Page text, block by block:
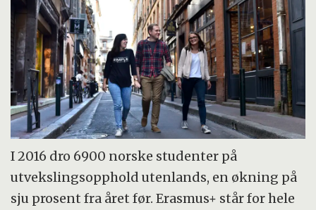
I 2016 dro 6900 norske studenter på
utvekslingsopphold utenlands, en økning på
sju prosent fra året før. Erasmus+ står for hele